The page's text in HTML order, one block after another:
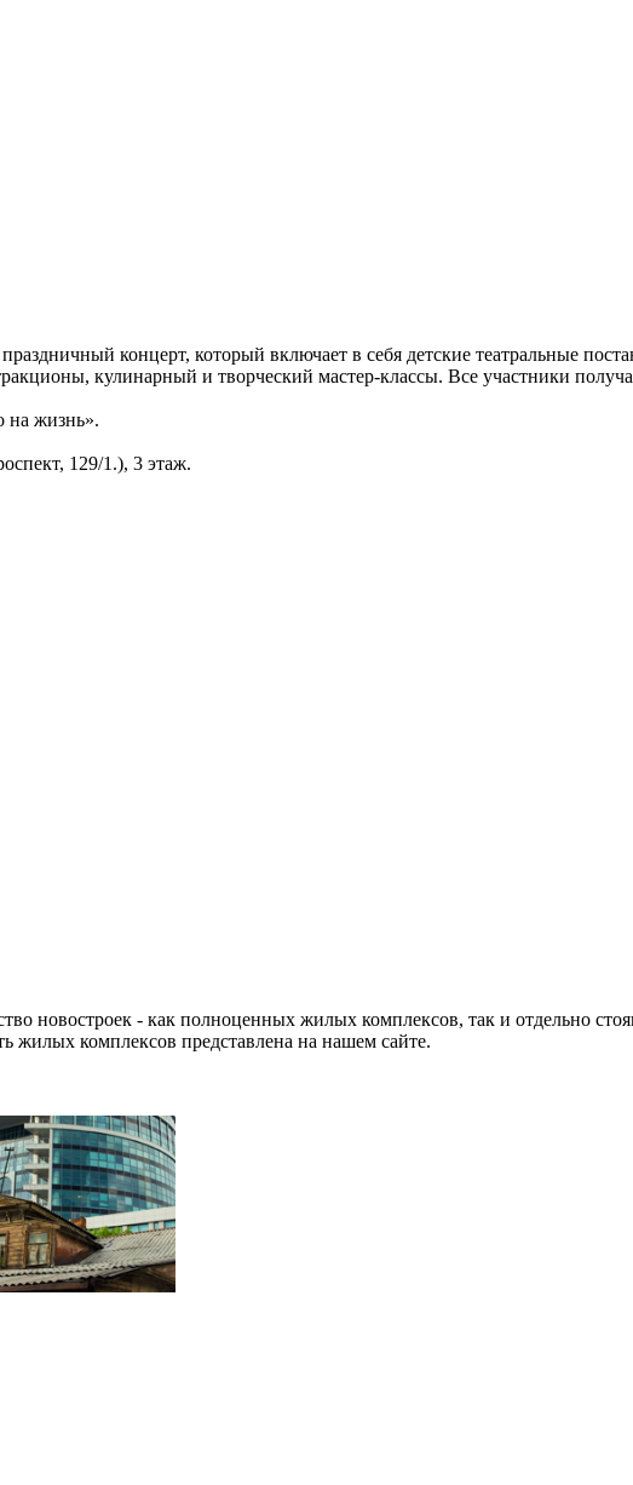
концерт, который включает в себя детские театральные
кулинарный и творческий мастер-классы. Все участники
на жизнь».
129/1.), 3 этаж.
новостроек - как полноценных жилых комплексов, так и отдельно
жилых комплексов представлена на нашем сайте.